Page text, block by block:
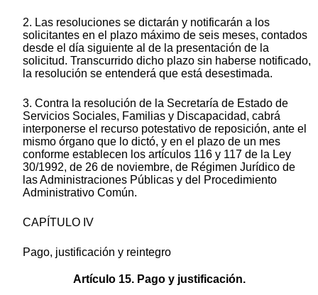
2. Las resoluciones se dictarán y notificarán a los
solicitantes en el plazo máximo de seis meses, contados
desde el día siguiente al de la presentación de la
solicitud. Transcurrido dicho plazo sin haberse notificado,
la resolución se entenderá que está desestimada.
3. Contra la resolución de la Secretaría de Estado de
Servicios Sociales, Familias y Discapacidad, cabrá
interponerse el recurso potestativo de reposición, ante el
mismo órgano que lo dictó, y en el plazo de un mes
conforme establecen los artículos 116 y 117 de la Ley
30/1992, de 26 de noviembre, de Régimen Jurídico de
las Administraciones Públicas y del Procedimiento
Administrativo Común.
CAPÍTULO IV
Pago, justificación y reintegro
Artículo 15. Pago y justificación.